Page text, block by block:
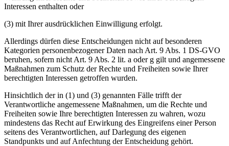
Interessen enthalten oder
(3) mit Ihrer ausdrücklichen Einwilligung erfolgt.
Allerdings dürfen diese Entscheidungen nicht auf besonderen
Kategorien personenbezogener Daten nach Art. 9 Abs. 1 DS-GVO
beruhen, sofern nicht Art. 9 Abs. 2 lit. a oder g gilt und angemessene
Maßnahmen zum Schutz der Rechte und Freiheiten sowie Ihrer
berechtigten Interessen getroffen wurden.
Hinsichtlich der in (1) und (3) genannten Fälle trifft der
Verantwortliche angemessene Maßnahmen, um die Rechte und
Freiheiten sowie Ihre berechtigten Interessen zu wahren, wozu
mindestens das Recht auf Erwirkung des Eingreifens einer Person
seitens des Verantwortlichen, auf Darlegung des eigenen
Standpunkts und auf Anfechtung der Entscheidung gehört.